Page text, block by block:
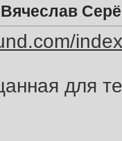
для